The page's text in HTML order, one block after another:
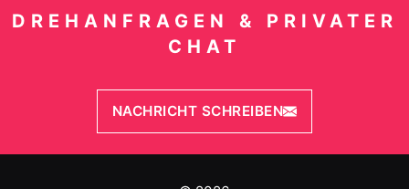
DREHANFRAGEN & PRIVATER
CHAT
NACHRICHT SCHREIBEN